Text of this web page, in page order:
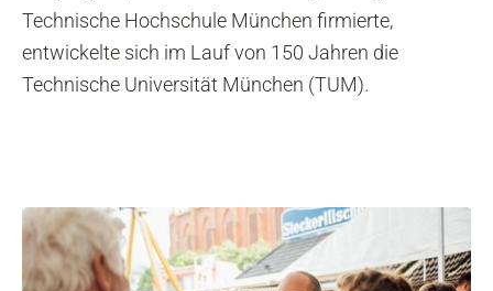
Technische Hochschule München firmierte,
entwickelte sich im Lauf von 150 Jahren die
Technische Universität München (TUM).